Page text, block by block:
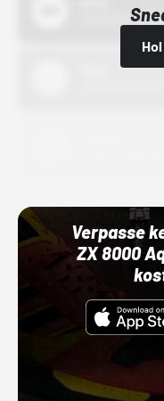
01.10.22
Verpasse
ZX 8000